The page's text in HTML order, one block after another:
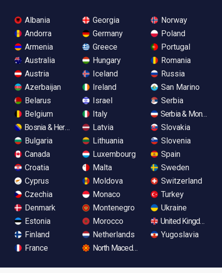
Albania
Andorra
Armenia
Australia
Austria
Azerbaijan
Belarus
Belgium
Bosnia & Herzegovina
Bulgaria
Canada
Croatia
Cyprus
Czechia
Denmark
Estonia
Finland
France
Georgia
Germany
Greece
Hungary
Iceland
Ireland
Israel
Italy
Latvia
Lithuania
Luxembourg
Malta
Moldova
Monaco
Montenegro
Morocco
Netherlands
North Macedonia
Norway
Poland
Portugal
Romania
Russia
San Marino
Serbia
Serbia &
Slovakia
Slovenia
Spain
Sweden
Switzerland
Turkey
Ukraine
United Kingdom
Yugoslavia